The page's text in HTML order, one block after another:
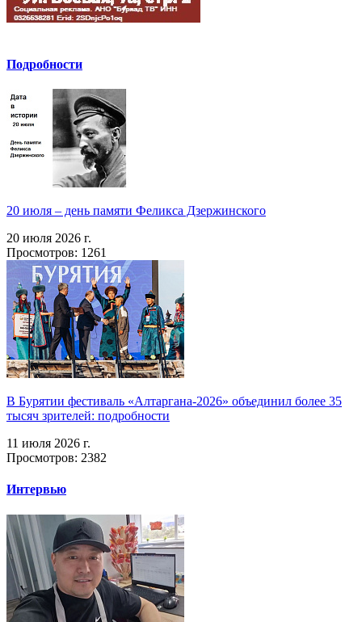
Подробности
20 июля – день памяти Феликса Дзержинского
20 июля 2026 г.
Просмотров: 1261
В Бурятии фестиваль «Алтаргана-2026» объединил более 35
тысяч зрителей: подробности
11 июля 2026 г.
Просмотров: 2382
Интервью